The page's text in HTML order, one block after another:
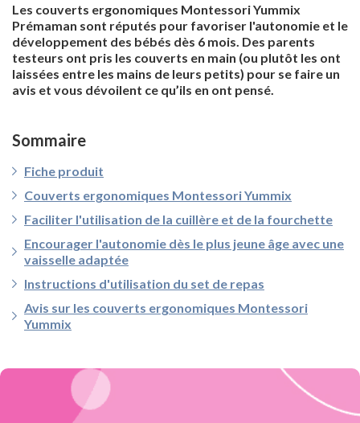
Les couverts ergonomiques Montessori Yummix
Prémaman sont réputés pour favoriser l'autonomie et le
développement des bébés dès 6 mois. Des parents
testeurs ont pris les couverts en main (ou plutôt les ont
laissées entre les mains de leurs petits) pour se faire un
avis et vous dévoilent ce qu’ils en ont pensé.
Sommaire
Fiche produit
Couverts ergonomiques Montessori Yummix
Faciliter l'utilisation de la cuillère et de la fourchette
Encourager l'autonomie dès le plus jeune âge avec une
vaisselle adaptée
Instructions d'utilisation du set de repas
Avis sur les couverts ergonomiques Montessori
Yummix